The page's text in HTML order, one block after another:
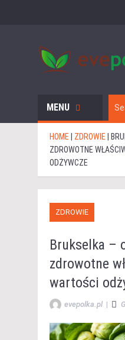
MENU
HOME | ZDROWIE |
ZDROWOTNE
ODŻYWCZE
ZDROWIE
Brukselka –
zdrowotne
wartości
evepolka.pl |